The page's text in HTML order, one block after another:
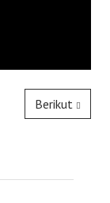
Berikut